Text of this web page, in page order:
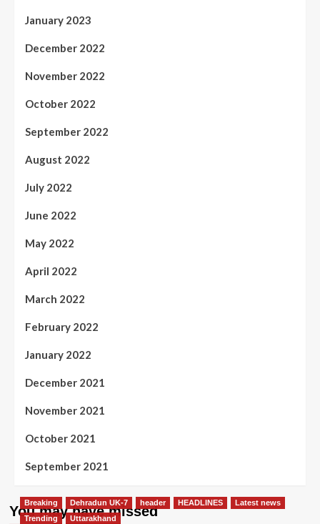
January 2023
December 2022
November 2022
October 2022
September 2022
August 2022
July 2022
June 2022
May 2022
April 2022
March 2022
February 2022
January 2022
December 2021
November 2021
October 2021
September 2021
You may have missed
Breaking Dehradun UK-7 header HEADLINES
Latest news
Trending
Uttarakhand